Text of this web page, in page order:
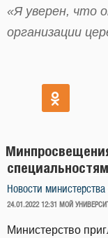
«Я уверен, что
организации
Новости
ОПУБЛИКОВАНО
24.01.2022 12:31 МОЙ
Министерство